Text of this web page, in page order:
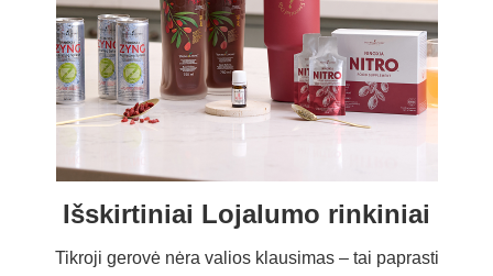
Išskirtiniai Lojalumo rinkiniai
Tikroji gerovė nėra valios klausimas – tai paprasti